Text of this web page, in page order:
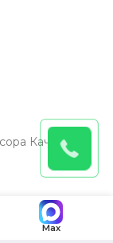
Качалова,
Max